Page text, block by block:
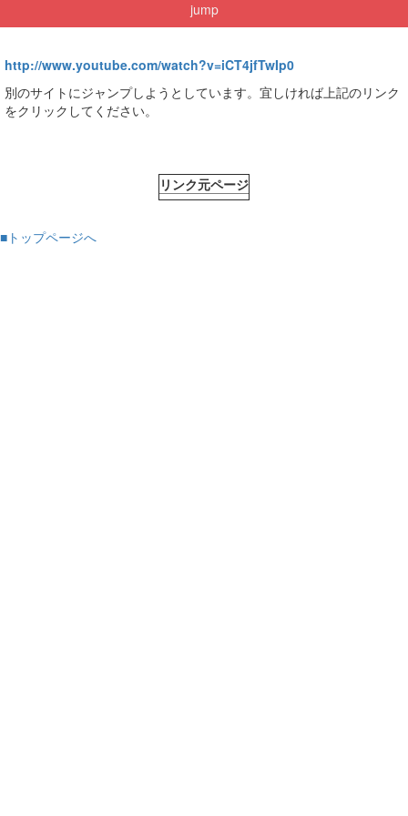
jump
http://www.youtube.com/watch?v=iCT4jfTwIp0
別のサイトにジャンプしようとしています。宜しければ上記のリンク
をクリックしてください。
リンク元ページ
■トップページへ